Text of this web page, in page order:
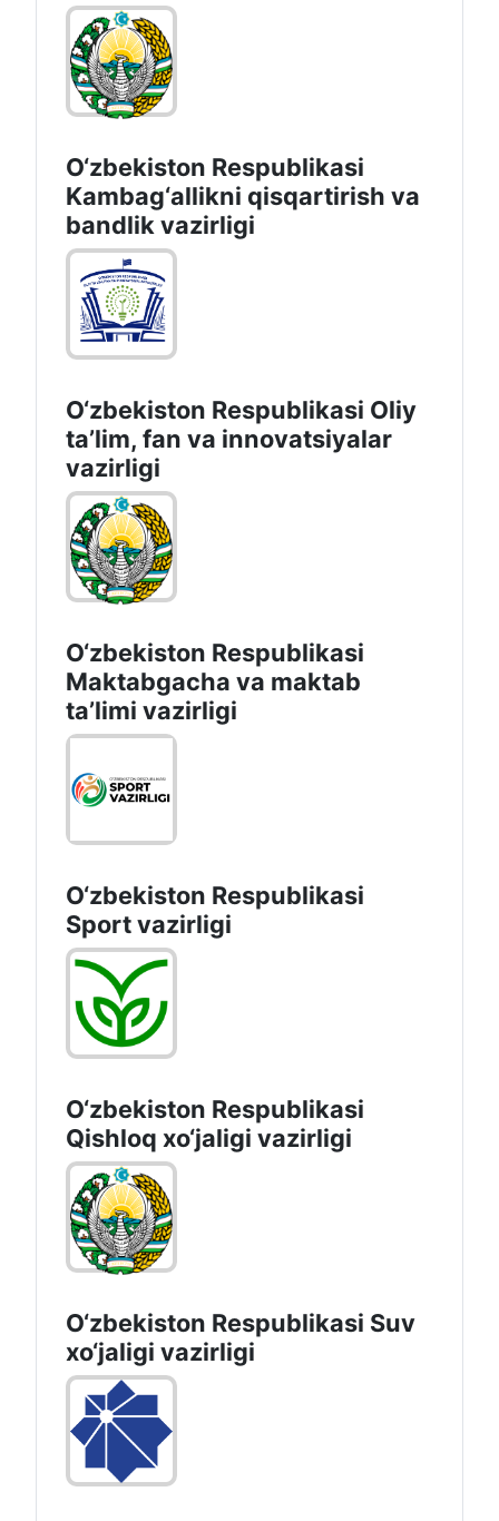
O‘zbekiston Respublikasi
Kambag‘allikni qisqartirish va
bandlik vazirligi
O‘zbekiston Respublikasi Oliy
taʼlim, fan va innovatsiyalar
vazirligi
O‘zbekiston Respublikasi
Maktabgacha va maktab
taʼlimi vazirligi
O‘zbekiston Respublikasi
Sport vazirligi
O‘zbekiston Respublikasi
Qishloq хo‘jаligi vаzirligi
O‘zbekiston Respublikasi Suv
хo‘jaligi vazirligi